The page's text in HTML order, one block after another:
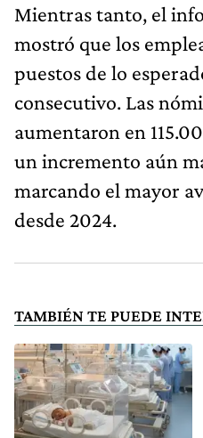
Mientras tanto, el
mostró que los
puestos de lo
consecutivo. Las
aumentaron en
un incremento aún
marcando el mayor
desde 2024.
TAMBIÉN TE PUEDE